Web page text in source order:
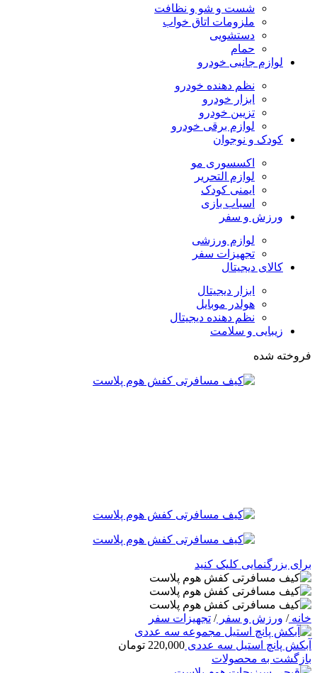
شست و شو و نظافت
ملزومات اتاق خواب
دستشویی
حمام
لوازم جانبی خودرو
نظم دهنده خودرو
ابزار خودرو
تزیین خودرو
لوازم برقی خودرو
کودک و نوجوان
اکسسوری مو
لوازم التحریر
ایمنی کودک
اسباب بازی
ورزش و سفر
لوازم ورزشی
تجهیزات سفر
کالای دیجیتال
ابزار دیجیتال
هولدر موبایل
نظم دهنده دیجیتال
زیبایی و سلامت
فروخته شده
برای بزرگنمایی کلیک کنید
خانه/ ورزش و سفر/ تجهیزات سفر
آبکش پانچ استیل سه عددی 220,000 تومان
بازگشت به محصولات